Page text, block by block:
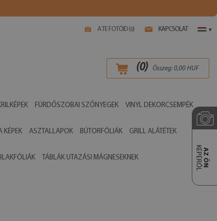
A TE FOTÓID (0) KAPCSOLAT ▾
(0) Összeg: 0,00 HUF
FÜRDŐSZOBAI SZŐNYEGEK VINYL DEKORCSEMPÉK
KÉPEK ASZTALLAPOK BÚTORFÓLIÁK GRILL ALÁTÉTEK
TÁBLÁK UTAZÁSI MÁGNESEKNEK AZ ÖN
KÉPÉRŐL